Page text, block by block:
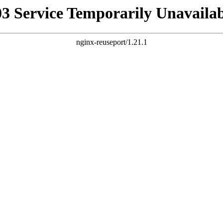
Service Temporarily
nginx-reuseport/1.21.1